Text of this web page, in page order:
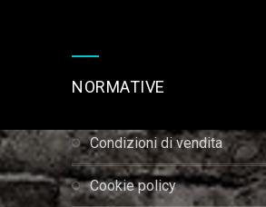
NORMATIVE
condizioni di vendita
cookie policy